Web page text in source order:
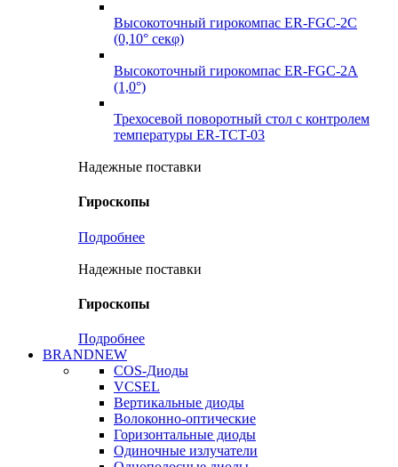
Высокоточный гирокомпас ER-FGC-2C
(0,10° секφ)
Высокоточный гирокомпас ER-FGC-2A
(1,0°)
Трехосевой поворотный стол с контролем
температуры ER-TCT-03
Надежные поставки
Гироскопы
Подробнее
Надежные поставки
Гироскопы
Подробнее
BRANDNEW
COS-Диоды
VCSEL
Вертикальные диоды
Волоконно-оптические
Горизонтальные диоды
Одиночные излучатели